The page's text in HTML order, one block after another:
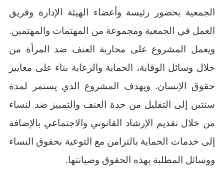
الجمعية بحضور رئيسة وأعضاء الهيئة الإدارة وفريق
العمل في الجمعية ومجموعة من المهتمات والمهتمين.
ويعمل المشروع على محاربة العنف ضد المرأة من
خلال وسائل الوقاية، الحماية والرعاية بناء على معايير
حقوق الإنسان. ويهدف المشروع الذي يستمر لمدة
سنتين إلى التقليل من حدة العنف والتمييز ضد لنساء
من خلال تقديم الإرشاد القانوني والاجتماعي بالإضافة
إلى خدمات الحماية بالتزامن مع التوعية بحقوق النساء
ووسائل المطلبة بهذه الحقوق وصيانتها.